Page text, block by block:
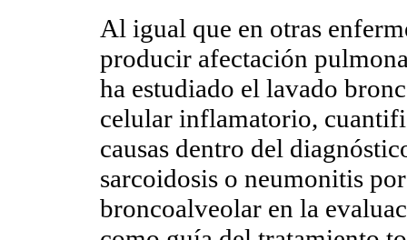
Al igual que en otras
producir afectación
ha estudiado el lavado
celular inflamatorio,
causas dentro del
sarcoidosis o neumonitis
broncoalveolar en la